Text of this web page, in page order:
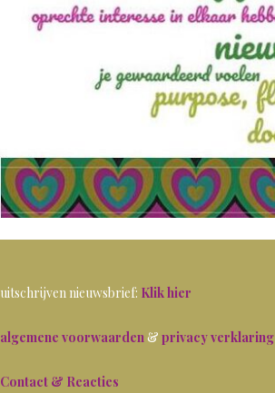
uitschrijven nieuwsbrief: Klik hier
algemene voorwaarden &privacy verklaring
Contact & Reacties